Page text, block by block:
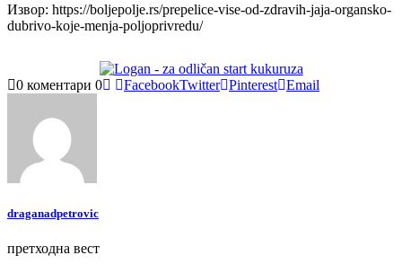
Извор: https://boljepolje.rs/prepelice-vise-od-zdravih-jaja-organsko-
dubrivo-koje-menja-poljoprivredu/
0 коментари 0 FacebookTwitter Pinterest Email
draganadpetrovic
претходна вест